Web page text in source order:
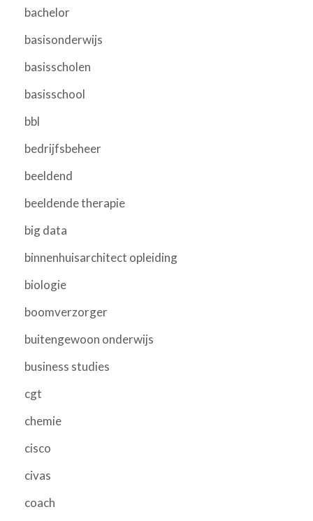
bachelor
basisonderwijs
basisscholen
basisschool
bbl
bedrijfsbeheer
beeldend
beeldende therapie
big data
binnenhuisarchitect opleiding
biologie
boomverzorger
buitengewoon onderwijs
business studies
cgt
chemie
cisco
civas
coach